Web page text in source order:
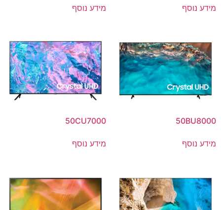
מידע נוסף מידע נוסף
50BU8000
מידע נוסף
50CU7000
מידע נוסף